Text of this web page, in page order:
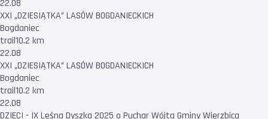
22.08
XXI „DZIESIĄTKA” LASÓW BOGDANIECKICH
Bogdaniec
trail10.2 km
22.08
XXI „DZIESIĄTKA” LASÓW BOGDANIECKICH
Bogdaniec
trail10.2 km
22.08
DZIECI - IX Leśna Dyszka 2025 o Puchar Wójta Gminy Wierzbica